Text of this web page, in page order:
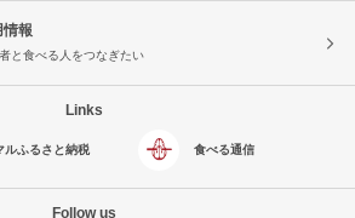
情報
と食べる人をつなぎたい
Links
ルふるさと納税 食べる通信
Follow us